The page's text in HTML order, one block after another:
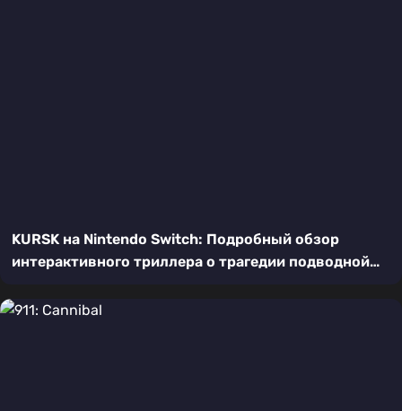
KURSK на Nintendo Switch: Подробный обзор
интерактивного триллера о трагедии подводной